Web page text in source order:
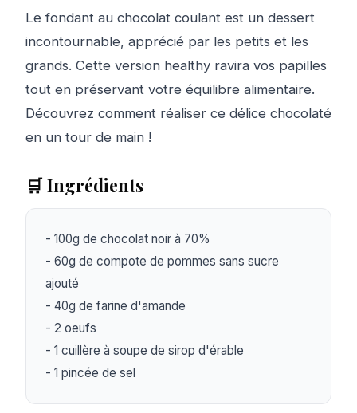
Le fondant au chocolat coulant est un dessert
incontournable, apprécié par les petits et les
grands. Cette version healthy ravira vos papilles
tout en préservant votre équilibre alimentaire.
Découvrez comment réaliser ce délice chocolaté
en un tour de main !
🛒 Ingrédients
- 100g de chocolat noir à 70%
- 60g de compote de pommes sans sucre
ajouté
- 40g de farine d'amande
- 2 oeufs
- 1 cuillère à soupe de sirop d'érable
- 1 pincée de sel